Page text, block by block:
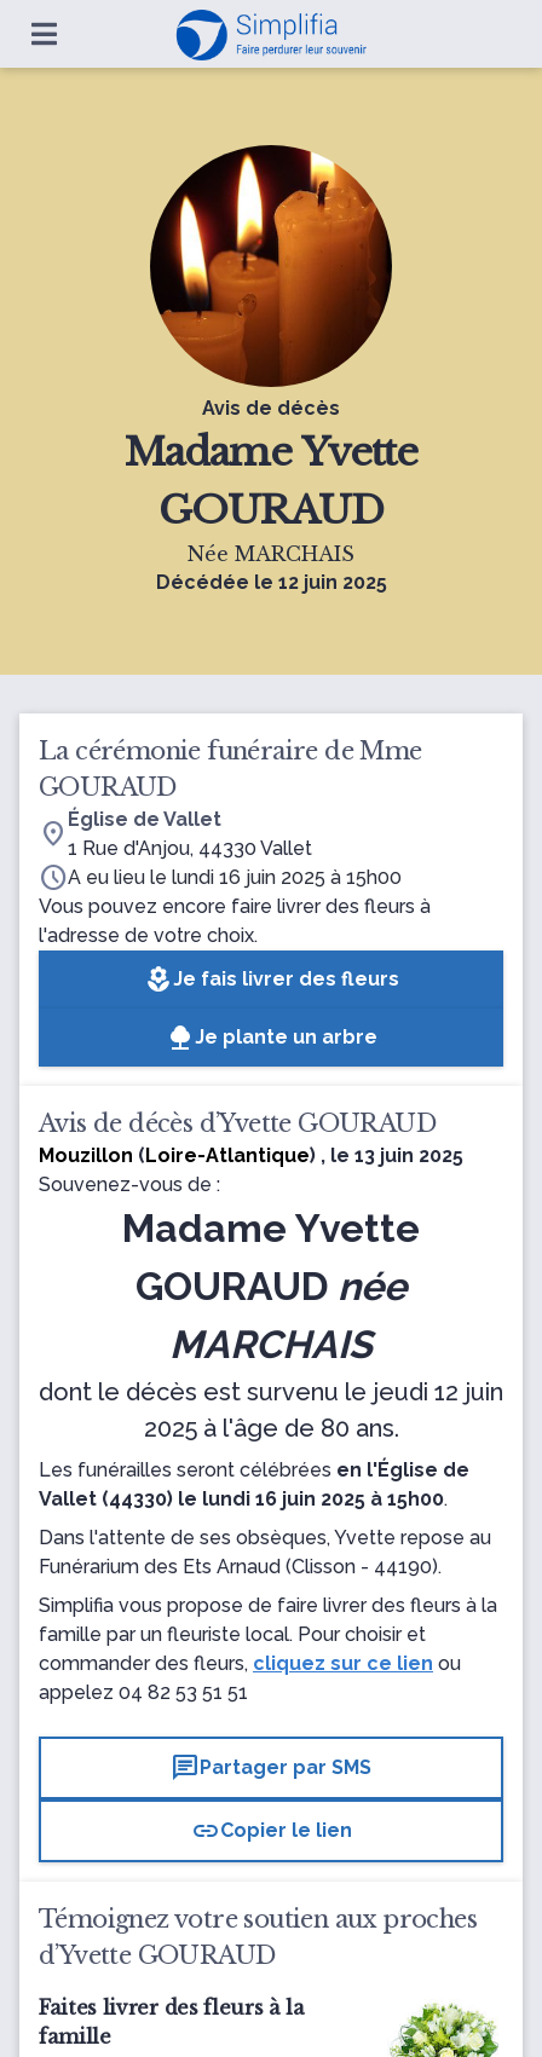
Avis de décès
MadameYvette
GOURAUD
Née MARCHAIS
Décédée le 12 juin 2025
La cérémonie funéraire de Mme
GOURAUD
location_on Église de Vallet
1 Rue d'Anjou, 44330 Vallet
scheduleA eu lieu le lundi 16 juin 2025 à 15h00
Vous pouvez encore faire livrer des fleurs à
l'adresse de votre choix.
local_floristJe fais livrer des fleurs
Je plante un arbre
Avis de décès d’Yvette GOURAUD
Mouzillon (Loire-Atlantique) , le 13 juin 2025
Souvenez-vous de :
Madame Yvette
GOURAUD née
MARCHAIS
dont le décès est survenu le jeudi 12 juin
2025 à l'âge de 80 ans.
Les funérailles seront célébrées en l'Église de
Vallet (44330) le lundi 16 juin 2025 à 15h00.
Dans l'attente de ses obsèques, Yvette repose au
Funérarium des Ets Arnaud (Clisson - 44190).
Simplifia vous propose de faire livrer des fleurs à la
famille par un fleuriste local. Pour choisir et
commander des fleurs, cliquez sur ce lien ou
appelez 04 82 53 51 51
chatPartager par SMS
linkCopier le lien
Témoignez votre soutien aux proches
d’Yvette GOURAUD
Faites livrer des fleurs à la
famille